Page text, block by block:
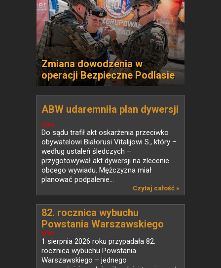
Zmiana dowodzenia w
operacji Bezpieczne Podlasie
NEWS
ABW udaremniła plan dywersji
Do sądu trafił akt oskarżenia przeciwko
obywatelowi Białorusi Vitalijowi S., który –
według ustaleń śledczych –
przygotowywał akt dywersji na zlecenie
obcego wywiadu. Mężczyzna miał
planować podpalenie...
Czytaj całość »
NEWS
82. rocznica wybuchu
Powstania Warszawskiego
1 sierpnia 2026 roku przypadała 82.
rocznica wybuchu Powstania
Warszawskiego – jednego